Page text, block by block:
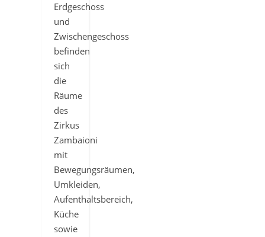
Erdgeschoss
und
Zwischengeschoss
befinden
sich
die
Räume
des
Zirkus
Zambaioni
mit
Bewegungsräumen,
Umkleiden,
Aufenthaltsbereich,
Küche
sowie